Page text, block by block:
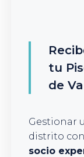
tu
de
Gestionar
distrito
socio